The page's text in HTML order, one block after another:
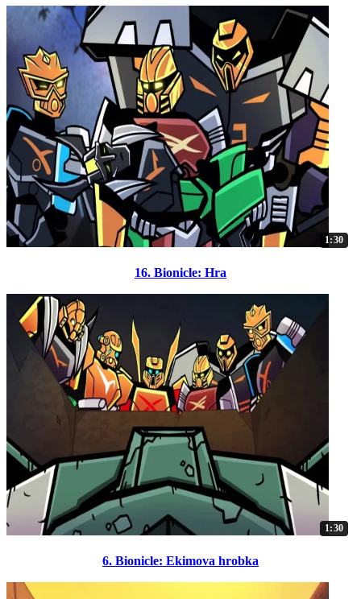
1:30
16. Bionicle: Hra
1:30
6. Bionicle: Ekimova hrobka